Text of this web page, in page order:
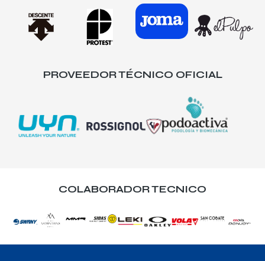
PROVEEDOR TÉCNICO OFICIAL
COLABORADOR TECNICO